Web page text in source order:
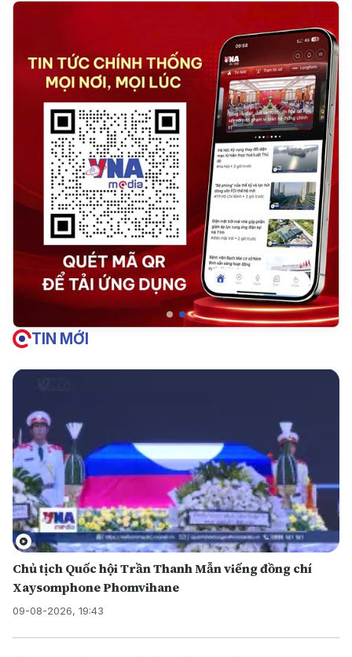
TIN MỚI
Chủ tịch Quốc hội Trần Thanh Mẫn viếng đồng chí
Xaysomphone Phomvihane
09-08-2026, 19:43